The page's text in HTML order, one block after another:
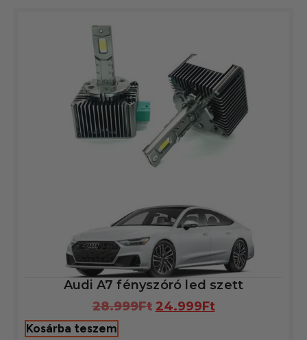
Audi A7 fényszóró led szett
28.999Ft 24.999Ft
Kosárba teszem